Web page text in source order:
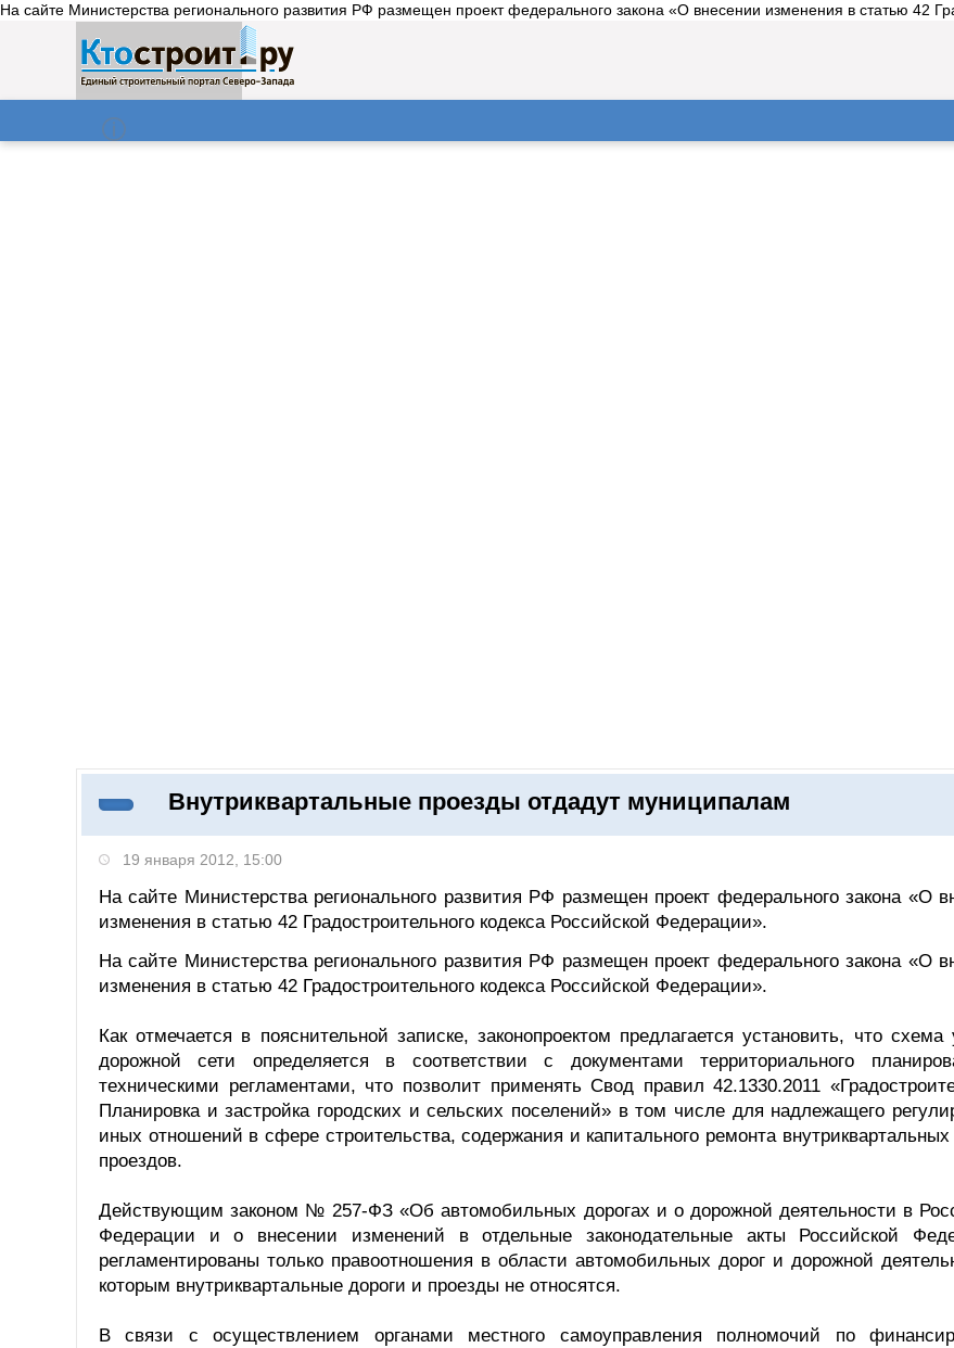
На сайте Министерства регионального развития РФ размещен проект федерального закона «О внесении изменения в статью 42
Поиск
Внутриквартальные проезды отдадут муниципалам
19 января 2012, 15:00
На сайте Министерства регионального развития РФ размещен проект федерального закона «О
изменения в статью 42 Градостроительного кодекса Российской Федерации».
На сайте Министерства регионального развития РФ размещен проект федерального закона «О
изменения в статью 42 Градостроительного кодекса Российской Федерации».
Как отмечается в пояснительной записке, законопроектом предлагается установить, что схема
дорожной сети определяется в соответствии с документами территориального
техническими регламентами, что позволит применять Свод правил 42.1330.2011
Планировка и застройка городских и сельских поселений» в том числе для надлежащего
иных отношений в сфере строительства, содержания и капитального ремонта внутриквартальных
проездов.
Действующим законом № 257-ФЗ «Об автомобильных дорогах и о дорожной деятельности в
Федерации и о внесении изменений в отдельные законодательные акты Российской
регламентированы только правоотношения в области автомобильных дорог и дорожной
которым внутриквартальные дороги и проезды не относятся.
В связи с осуществлением органами местного самоуправления полномочий по